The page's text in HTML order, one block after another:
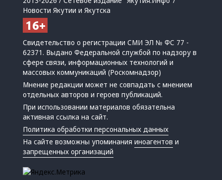
Новости Якутии и Якутска
Свидетельство о регистрации СМИ ЭЛ № ФС 77 -
62371. Выдано Федеральной службой по надзору в
сфере связи, информационных технологий и
массовых коммуникаций (Роскомнадзор)
Мнение редакции может не совпадать с мнением
отдельных авторов и героев публикаций.
При использовании материалов обязательна
активная ссылка на сайт.
Политика обработки персональных данных
На сайте возможны упоминанияиноагентов и
запрещенных организаций